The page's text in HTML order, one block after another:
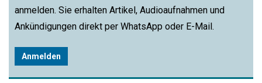
anmelden. Sie erhalten Artikel, Audioaufnahmen und
Ankündigungen direkt per WhatsApp oder E-Mail.
Anmelden